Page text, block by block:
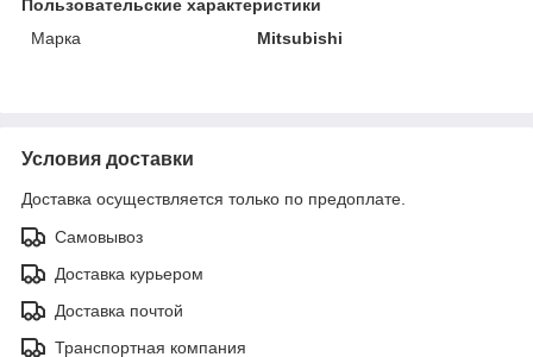
Пользовательские характеристики
Марка
Mitsubishi
Условия доставки
Доставка осуществляется только по предоплате.
Самовывоз
Доставка курьером
Доставка почтой
Транспортная компания